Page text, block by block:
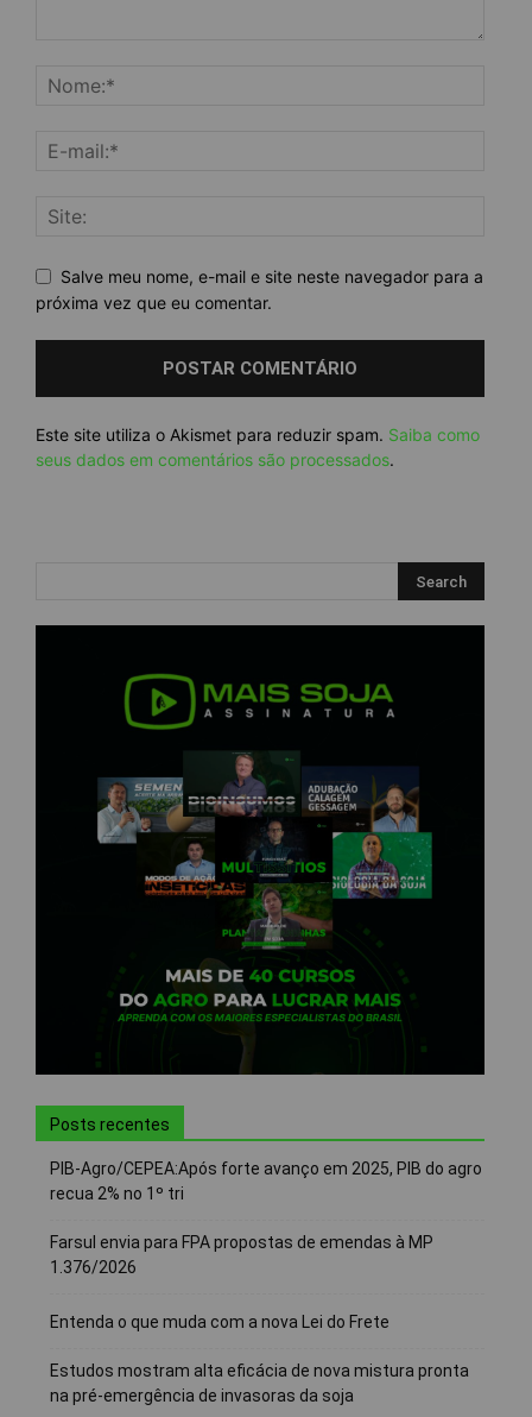
Salve meu nome, e-mail e site neste navegador para a
próxima vez que eu comentar.
Este site utiliza o Akismet para reduzir spam. Saiba como
seus dados em comentários são processados.
Posts recentes
PIB-Agro/CEPEA:Após forte avanço em 2025, PIB do agro
recua 2% no 1º tri
Farsul envia para FPA propostas de emendas à MP
1.376/2026
Entenda o que muda com a nova Lei do Frete
Estudos mostram alta eficácia de nova mistura pronta
na pré-emergência de invasoras da soja